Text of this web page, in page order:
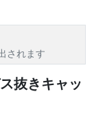
されます
抜きキャッ